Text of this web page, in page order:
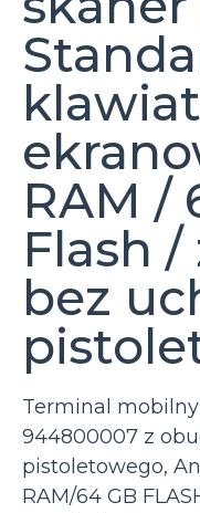
RAM /
Flash
bez
Terminal
944800007 z
pistoletowego,
RAM/64 GB